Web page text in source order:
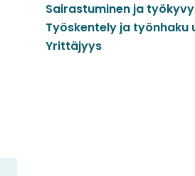
Sairastuminen ja
Työskentely ja työnhaku
Yrittäjyys